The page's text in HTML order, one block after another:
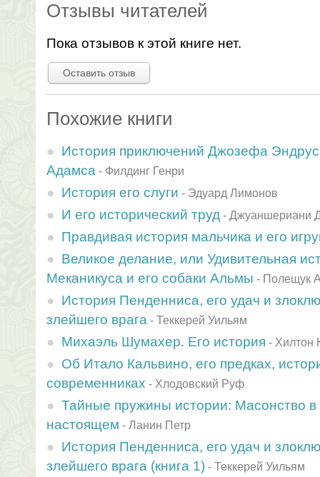
Отзывы читателей
Пока отзывов к этой книге нет.
Оставить отзыв
Похожие книги
История приключений Джозефа
Адамса - Филдинг Генри
История его слуги - Эдуард Лимонов
И его исторический труд - Джуаншериани
Правдивая история мальчика и его
Великое делание, или Удивительная
Меканикуса и его собаки Альмы - Полещук
История Пенденниса, его удач и
злейшего врага - Теккерей Уильям
Михаэль Шумахер. Его история - Хилтон
Об Итало Кальвино, его предках,
современниках - Хлодовский Руф
Тайные пружины истории: Масонство
настоящем - Ланин Петр
История Пенденниса, его удач и
злейшего врага (книга 1) - Теккерей Уильям